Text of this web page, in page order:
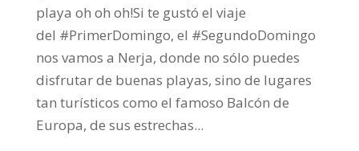
playa oh oh oh!Si te gustó el viaje
del #PrimerDomingo, el #SegundoDomingo
nos vamos a Nerja, donde no sólo puedes
disfrutar de buenas playas, sino de lugares
tan turísticos como el famoso Balcón de
Europa, de sus estrechas...